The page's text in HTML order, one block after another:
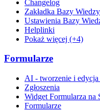
Changelog
Zakładka Bazy
Ustawienia Bazy
Helplinki
Pokaż więcej (+4)
Formularze
AI - tworzenie i
Zgłoszenia
Widget Formularza na
Formularze